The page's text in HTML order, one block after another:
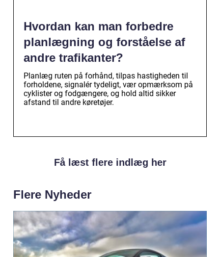
Hvordan kan man forbedre
planlægning og forståelse af
andre trafikanter?
Planlæg ruten på forhånd, tilpas hastigheden til
forholdene, signalér tydeligt, vær opmærksom på
cyklister og fodgængere, og hold altid sikker
afstand til andre køretøjer.
Få læst flere indlæg her
Flere Nyheder